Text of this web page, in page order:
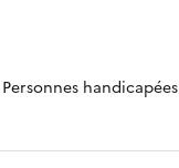
handicapées